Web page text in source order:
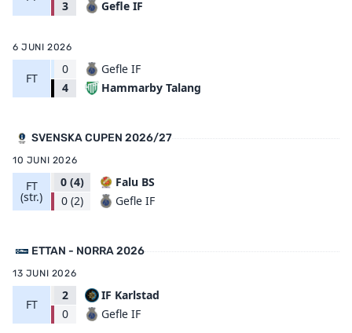
3 Gefle IF
6 JUNI 2026
FT
0
4
Gefle IF
Hammarby Talang
SVENSKA CUPEN 2026/27
10 JUNI 2026
FT
(str.)
0 (4)
0 (2)
Falu BS
Gefle IF
ETTAN - NORRA 2026
13 JUNI 2026
FT
2
0
IF Karlstad
Gefle IF